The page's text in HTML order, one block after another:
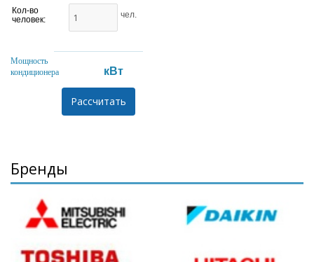
Кол-во
человек:
чел.
Мощность
кондиционера
кВт
Бренды